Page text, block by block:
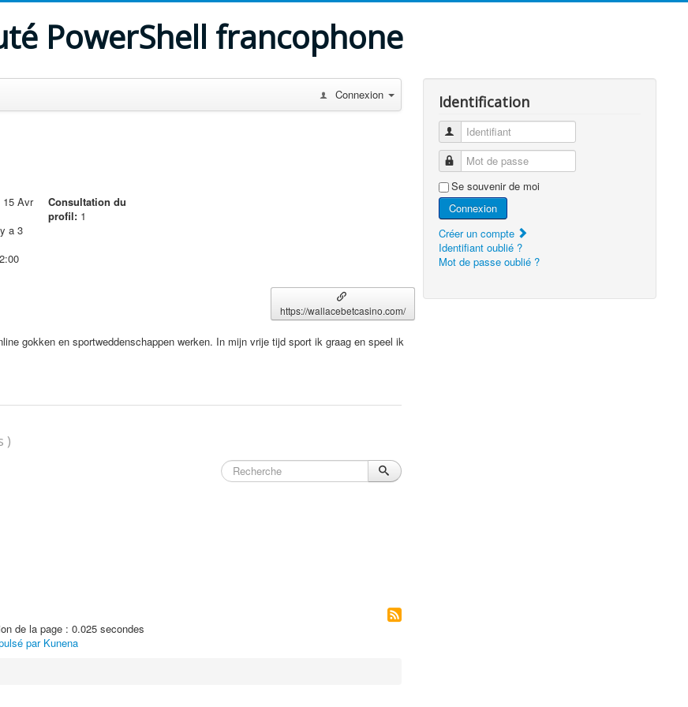
PowerShell francophone
Connexion
15 Avr
a 3
Consultation du
profil: 1
https://wallacebetcasino.com/
gokken en sportweddenschappen werken. In mijn vrije tijd sport ik graag en speel ik
)
de la page : 0.025 secondes
par Kunena
Identification
Identifiant
Mot de passe
Se souvenir de moi
Connexion
Créer un compte
Identifiant oublié ?
Mot de passe oublié ?